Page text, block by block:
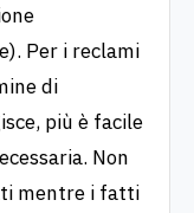
Per i reclami
di
più è facile
Non
mentre i fatti